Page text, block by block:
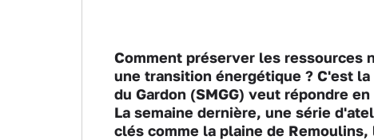
Comment préserver les
une transition énergétique ? C'est
du Gardon (SMGG) veut répondre
La semaine dernière, une série
clés comme la plaine de